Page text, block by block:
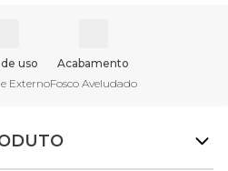
uso
Externo
Acabamento
Fosco Aveludado